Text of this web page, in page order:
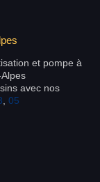
et pompe à
avec nos
05